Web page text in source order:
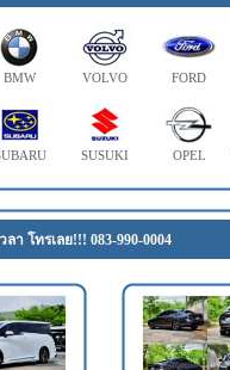
BMW VOLVO FORD
SUSUKI OPEL
า โทรเลย!!! 083-990-0004